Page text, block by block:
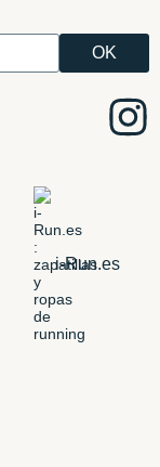
i-Run.es